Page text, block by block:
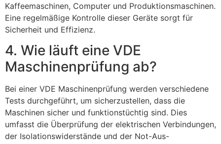
Kaffeemaschinen, Computer und Produktionsmaschinen.
Eine regelmäßige Kontrolle dieser Geräte sorgt für
Sicherheit und Effizienz.
4. Wie läuft eine VDE
Maschinenprüfung ab?
Bei einer VDE Maschinenprüfung werden verschiedene
Tests durchgeführt, um sicherzustellen, dass die
Maschinen sicher und funktionstüchtig sind. Dies
umfasst die Überprüfung der elektrischen Verbindungen,
der Isolationswiderstände und der Not-Aus-